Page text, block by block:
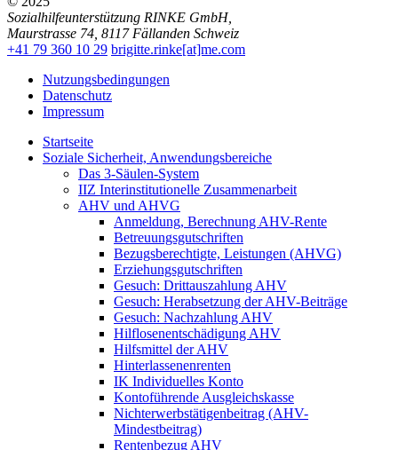
Sozialhilfeunterstützung RINKE GmbH,
Maurstrasse 74 8117 Fällanden Schweiz
+41 79 360 10 29 brigitte.rinke[at]me.com
Nutzungsbedingungen
Datenschutz
Impressum
Startseite
Soziale Sicherheit, Anwendungsbereiche
Das 3-Säulen-System
IIZ Interinstitutionelle Zusammenarbeit
AHV und AHVG
Anmeldung, Berechnung AHV-Rente
Betreuungsgutschriften
Bezugsberechtigte, Leistungen (AHVG)
Erziehungsgutschriften
Gesuch: Drittauszahlung AHV
Gesuch: Herabsetzung der AHV-Beiträge
Gesuch: Nachzahlung AHV
Hilflosenentschädigung AHV
Hilfsmittel der AHV
Hinterlassenenrenten
IK Individuelles Konto
Kontoführende Ausgleichskasse
Nichterwerbstätigenbeitrag (AHV-
Mindestbeitrag)
Rentenbezug AHV